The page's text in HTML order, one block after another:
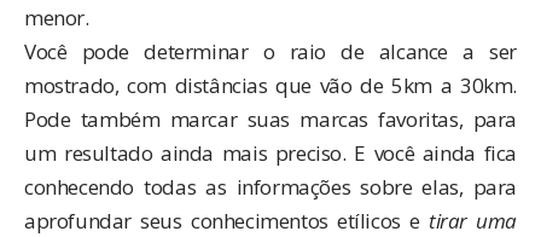
menor.
Você pode determinar o raio de alcance a ser
mostrado, com distâncias que vão de 5km a 30km.
Pode também marcar suas marcas favoritas, para
um resultado ainda mais preciso. E você ainda fica
conhecendo todas as informações sobre elas, para
aprofundar seus conhecimentos etílicos e tirar uma